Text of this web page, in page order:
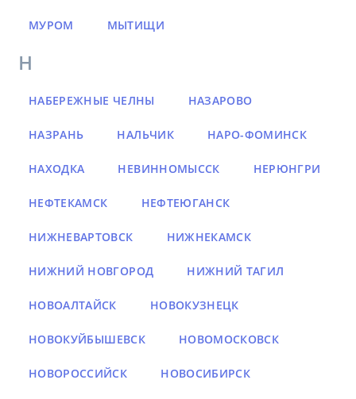
МУРОМ МЫТИЩИ
Н
НАБЕРЕЖНЫЕ ЧЕЛНЫ НАЗАРОВО
НАЗРАНЬ НАЛЬЧИК НАРО-ФОМИНСК
НАХОДКА НЕВИННОМЫССК НЕРЮНГРИ
НЕФТЕКАМСК НЕФТЕЮГАНСК
НИЖНЕВАРТОВСК НИЖНЕКАМСК
НИЖНИЙ НОВГОРОД НИЖНИЙ ТАГИЛ
НОВОАЛТАЙСК НОВОКУЗНЕЦК
НОВОКУЙБЫШЕВСК НОВОМОСКОВСК
НОВОРОССИЙСК НОВОСИБИРСК